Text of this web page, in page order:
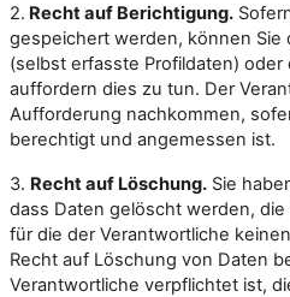
2. Recht auf Berichtigung.
gespeichert werden, können Sie
(selbst erfasste Profildaten)
auffordern dies zu tun. Der
Aufforderung nachkommen,
berechtigt und angemessen ist.
3. Recht auf Löschung. Sie
dass Daten gelöscht werden,
für die der Verantwortliche
Recht auf Löschung von Daten
Verantwortliche verpflichtet ist,